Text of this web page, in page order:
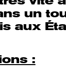
un
aux
: